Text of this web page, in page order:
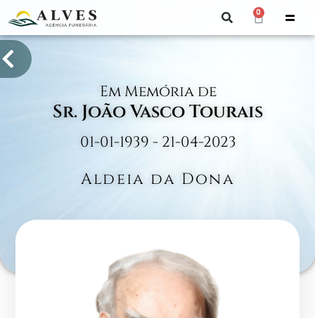
0
Em Memória de
Sr. João Vasco Tourais
01-01-1939 - 21-04-2023
Aldeia da Dona